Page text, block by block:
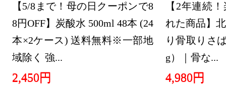
2026/01/11
おもちゃ
グ：14位
2026/01/09
【5/8まで！母の日クーポンで8
8円OFF】炭酸水 500ml 48本 (24
本×2ケース) 送料無料※一部地
域除く 強...
2,450円
【2年連続
れた商品】
り骨取りさ
g）｜骨な...
4,980円